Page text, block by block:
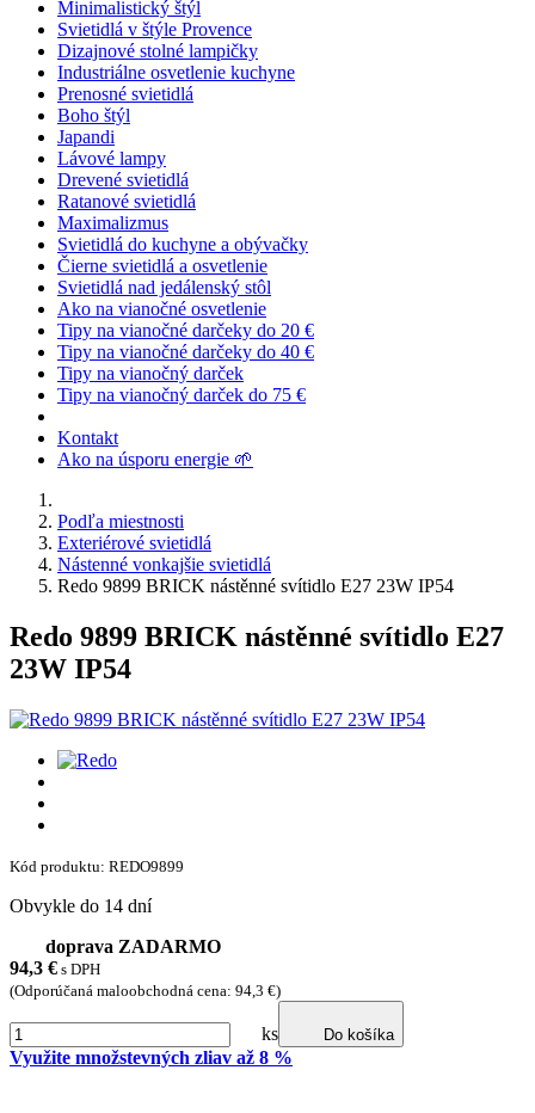
Minimalistický štýl
Svietidlá v štýle Provence
Dizajnové stolné lampičky
Industriálne osvetlenie kuchyne
Prenosné svietidlá
Boho štýl
Japandi
Lávové lampy
Drevené svietidlá
Ratanové svietidlá
Maximalizmus
Svietidlá do kuchyne a obývačky
Čierne svietidlá a osvetlenie
Svietidlá nad jedálenský stôl
Ako na vianočné osvetlenie
Tipy na vianočné darčeky do 20 €
Tipy na vianočné darčeky do 40 €
Tipy na vianočný darček
Tipy na vianočný darček do 75 €
Kontakt
Ako na úsporu energie 🌱
Podľa miestnosti
Exteriérové svietidlá
Nástenné vonkajšie svietidlá
Redo 9899 BRICK nástěnné svítidlo E27 23W IP54
Redo 9899 BRICK nástěnné svítidlo E27
23W IP54
Kód produktu: REDO9899
Obvykle do 14 dní
doprava ZADARMO
94,3 € s DPH
(Odporúčaná maloobchodná cena: 94,3 €)
ks Do košíka
Využite množstevných zliav až 8 %